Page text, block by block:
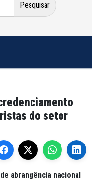
do setor
abrangência nacional